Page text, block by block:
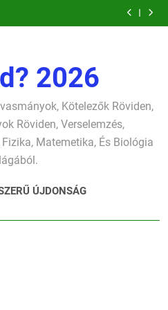
2026
Kötelezők Röviden,
Röviden, Verselemzés,
Matemetika, És Biológia
ÚJDONSÁG